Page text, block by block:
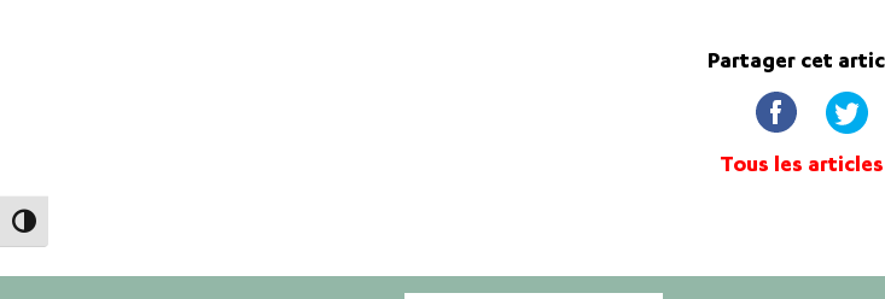
Passer en contraste élevé
Partager cet
Tous les articles